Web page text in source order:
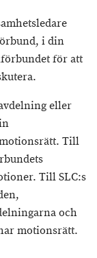
i din
för att
eller
Till
Till SLC:s
och
motionsrätt.